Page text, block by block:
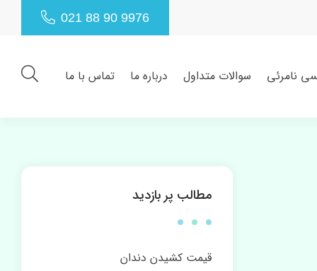
021 88 90 9976
نامرئی سوالات متداول درباره ما تماس با ما
مطالب پر بازدید
قیمت کشیدن دندان